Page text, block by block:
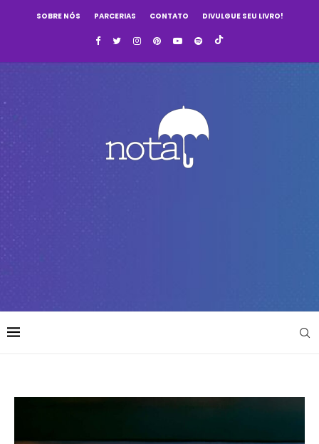
SOBRE NÓS PARCERIAS CONTATO DIVULGUE SEU LIVRO!